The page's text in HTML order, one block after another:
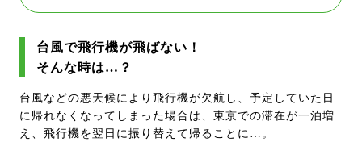
台風で飛行機が飛ばない！
そんな時は…？
台風などの悪天候により飛行機が欠航し、予定していた日
に帰れなくなってしまった場合は、東京での滞在が一泊増
え、飛行機を翌日に振り替えて帰ることに…。